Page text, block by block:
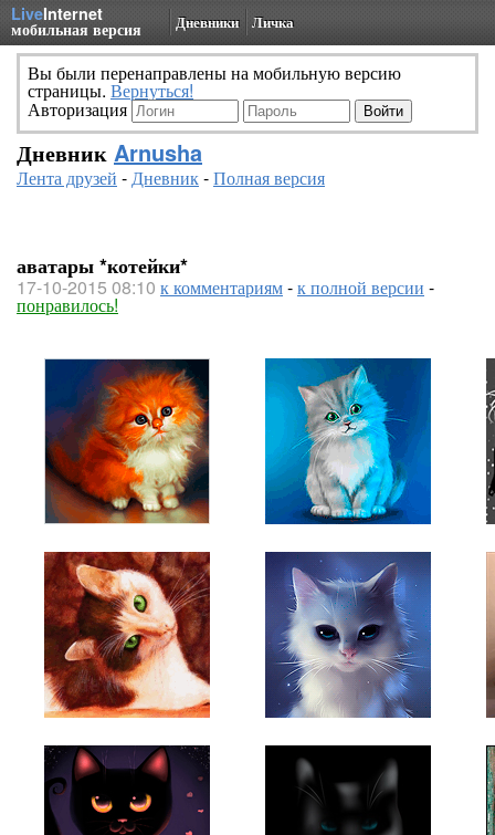
LiveInternet
мобильная версия Дневники Личка
Вы были перенаправлены на мобильную версию
страницы. Вернуться!
Авторизация
Дневник Arnusha
Лента друзей -Дневник-Полная версия
аватары *котейки*
17-10-2015 08:10 к комментариям-к полной версии -
понравилось!